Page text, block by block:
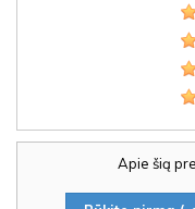
Apie šią